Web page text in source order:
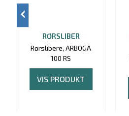
RØRSLIBER
Rørslibere, ARBOGA
100 RS
VIS PRODUKT